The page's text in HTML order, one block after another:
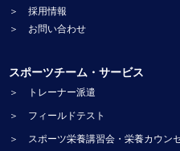
＞ 採用情報
＞ お問い合わせ
スポーツチーム・サービス
＞ トレーナー派遣
＞ フィールドテスト
＞ スポーツ栄養講習会・栄養カウン